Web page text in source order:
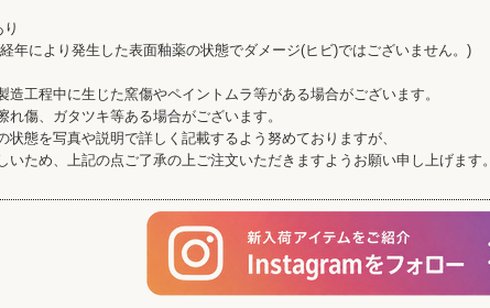
年により発生した表面釉薬の状態でダメージ(ヒビ)ではございません。)
工程中に生じた窯傷やペイントムラ等がある場合がございます。
れ傷、ガタツキ等ある場合がございます。
状態を写真や説明で詳しく記載するよう努めておりますが、
いため、上記の点ご了承の上ご注文いただきますようお願い申し上げます。